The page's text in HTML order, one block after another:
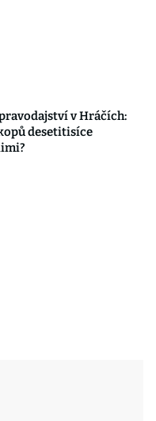
v Hráčích:
desetitisíce